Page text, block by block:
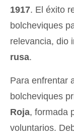
1917. El éxito
bolcheviques
relevancia, dio
rusa.
Para enfrentar
bolcheviques
Roja, formada
voluntarios.